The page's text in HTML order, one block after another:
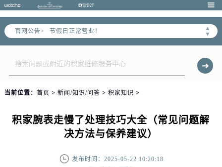

官网公告>
▲
▼
天津市和平区赤峰道136号天津国际金融中心26层2603室售后服务中心（需提前预约）
节假日正常营业！
当前位置： 首页 > 新闻/知识/问答 > 积家知识 >
积家腕表走慢了处理技巧大全（常见问题解
决方法与保养建议）
发布时间：2025-05-22 10:20:18